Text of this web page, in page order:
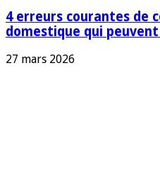
4 erreurs courantes de
domestique qui
27 mars 2026